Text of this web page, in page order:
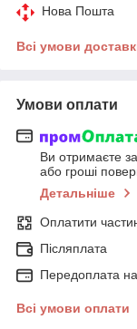
Нова Пошта
Всі умови
Умови оплати
Ви отримаєте
або гроші
Детальніше
Оплатити
Післяплата
Передоплата
Всі умови оплати